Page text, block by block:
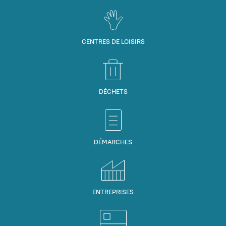
CENTRES DE LOISIRS
DÉCHETS
DÉMARCHES
ENTREPRISES